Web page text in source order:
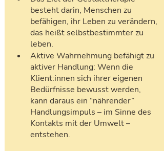
besteht darin, Menschen zu
befähigen, ihr Leben zu verändern,
das heißt selbstbestimmter zu
leben.
Aktive Wahrnehmung befähigt zu
aktiver Handlung: Wenn die
Klient:innen sich ihrer eigenen
Bedürfnisse bewusst werden,
kann daraus ein “nährender”
Handlungsimpuls – im Sinne des
Kontakts mit der Umwelt –
entstehen.